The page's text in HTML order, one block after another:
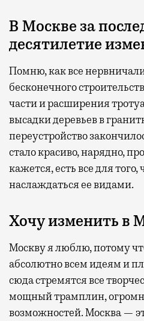
В Москве за
десятилетие
Помню, как все
бесконечного
части и расширения
высадки деревьев в
переустройство
стало красиво, нарядно,
кажется, есть все для
наслаждаться ее видами.
Хочу изменить в
Москву я люблю, потому
абсолютно всем идеям и
сюда стремятся все
мощный трамплин,
возможностей. Москва —